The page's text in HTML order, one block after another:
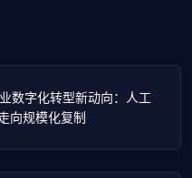
数字化转型新动向：人工
向规模化复制